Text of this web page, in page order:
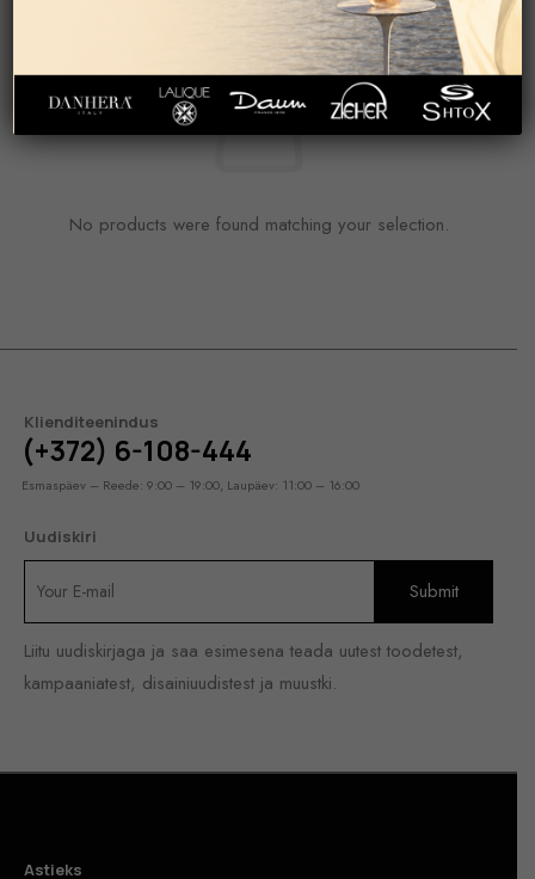
No products were found matching your selection.
Klienditeenindus
(+372) 6-108-444
Esmaspäev – Reede: 9:00 – 19:00, Laupäev: 11:00 – 16:00
Uudiskiri
Liitu uudiskirjaga ja saa esimesena teada uutest toodetest,
kampaaniatest, disainiuudistest ja muustki.
Astieks